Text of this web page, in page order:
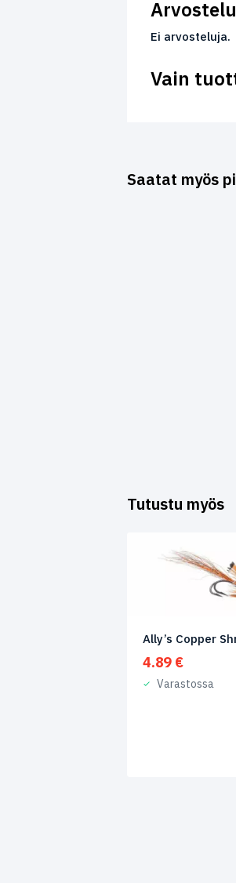
Ei arvosteluja.
Vain
Saatat myös
Tutustu myös
Ally’s Copper
4.89 €
Varastossa